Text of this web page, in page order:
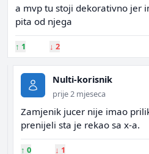
a mvp tu stoji dekorativno jer
pita od njega
↑ 1 ↓ 2
Nulti-korisnik
prije 2 mjeseca
Zamjenik jucer nije imao
prenijeli sta je rekao sa x-a.
↑ 0 ↓ 1